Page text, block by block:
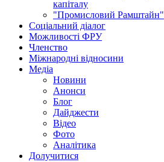
капіталу
"Промисловий Рамштайн"
Соціальний діалог
Можливості ФРУ
Членство
Міжнародні відносини
Медіа
Новини
Анонси
Блог
Дайджести
Відео
Фото
Аналітика
Долучитися